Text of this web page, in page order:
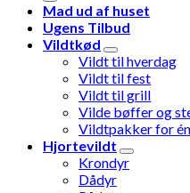
Mad ud af huset
Ugens Tilbud
Vildtkød
Vildt til hverdag
Vildt til fest
Vildt til grill
Vilde bøffer og
Vildtpakker for
Hjortevildt
Krondyr
Dådyr